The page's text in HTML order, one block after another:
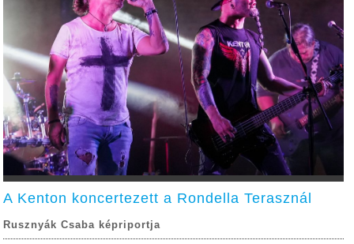
A Kenton koncertezett a Rondella Terasznál
Rusznyák Csaba képriportja